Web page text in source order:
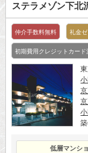
ステラメゾン下北
仲介手数料無料 礼金ゼ
初期費用クレジットカード
低層マンシ